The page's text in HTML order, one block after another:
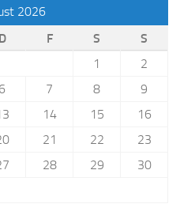
2026
D F S
S
1
2
6 7 8
9
14 15
16
21 22
23
28 29
30